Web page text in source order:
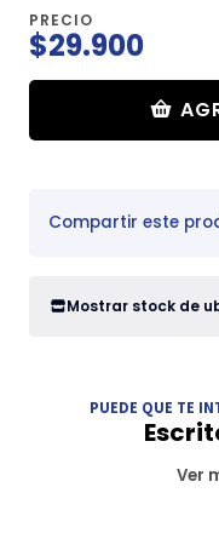
PRECIO
$29.900
Compartir este
Mostrar stock de
PUEDE QUE TE
Ver